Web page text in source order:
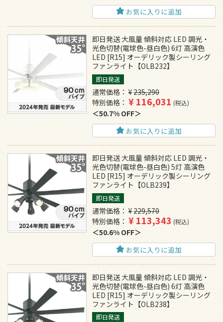
お気に入りに追加
即日発送 大風量 傾斜対応 LED 調光・
光色切替(電球色-昼白色) 6灯 高演色
LED [R15] オーデリック製シーリング
ファンライト【OLB232】
即日発送
通常価格 ¥235,290
特別価格
¥116,031 税込
50.7% OFF
お気に入りに追加
即日発送 大風量 傾斜対応 LED 調光・
光色切替(電球色-昼白色) 5灯 高演色
LED [R15] オーデリック製シーリング
ファンライト【OLB239】
即日発送
通常価格 ¥229,570
特別価格
¥113,343 税込
50.6% OFF
お気に入りに追加
即日発送 大風量 傾斜対応 LED 調光・
光色切替(電球色-昼白色) 6灯 高演色
LED [R15] オーデリック製シーリング
ファンライト【OLB238】
即日発送